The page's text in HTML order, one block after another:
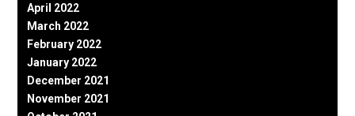
April 2022
March 2022
February 2022
January 2022
December 2021
November 2021